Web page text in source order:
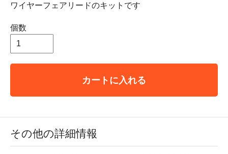
ワイヤーフェアリードのキットです
個数
カートに入れる
その他の詳細情報